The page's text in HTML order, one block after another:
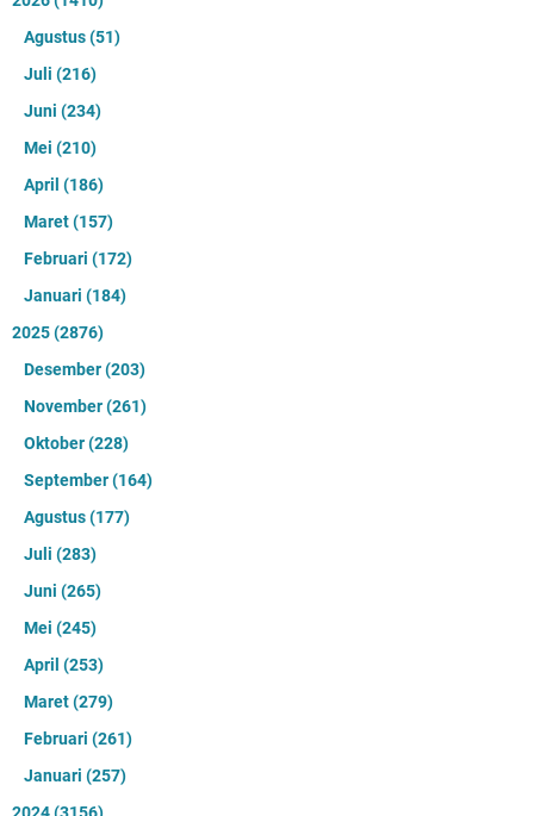
Agustus(51)
Juli (216)
Juni (234)
Mei (210)
April (186)
Maret(157)
Februari (172)
Januari (184)
2025(2876)
Desember(203)
November(261)
Oktober(228)
September(164)
Agustus(177)
Juli (283)
Juni (265)
Mei (245)
April (253)
Maret(279)
Februari (261)
Januari (257)